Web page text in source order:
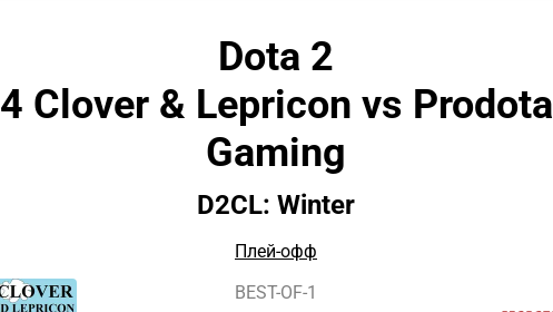
Dota 2
4 Clover & Lepricon vs Prodota
Gaming
D2CL: Winter
Плей-офф
BEST-OF-1